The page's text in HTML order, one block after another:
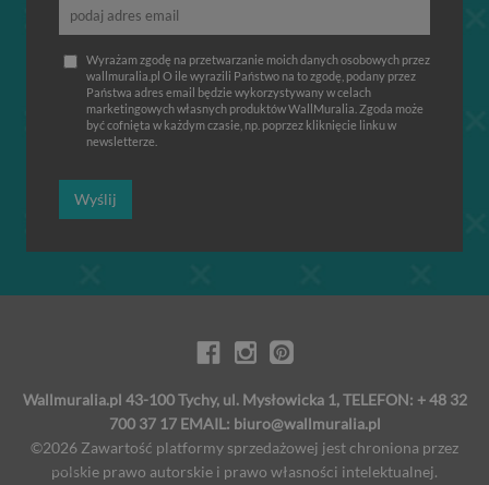
Wyrażam zgodę na przetwarzanie moich danych osobowych przez
wallmuralia.pl O ile wyrazili Państwo na to zgodę, podany przez
Państwa adres email będzie wykorzystywany w celach
marketingowych własnych produktów WallMuralia. Zgoda może
być cofnięta w każdym czasie, np. poprzez kliknięcie linku w
newsletterze.
Wyślij
Wallmuralia.pl 43-100 Tychy, ul. Mysłowicka 1, TELEFON: + 48 32
700 37 17 EMAIL: biuro@wallmuralia.pl
©2026 Zawartość platformy sprzedażowej jest chroniona przez
polskie prawo autorskie i prawo własności intelektualnej.